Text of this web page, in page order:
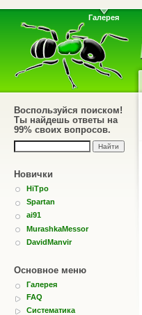
Галерея
Воспользуйся поиском!
Ты найдешь ответы на
99% своих вопросов.
Новички
HiTpo
Spartan
ai91
MurashkaMessor
DavidManvir
Основное меню
Галерея
FAQ
Систематика